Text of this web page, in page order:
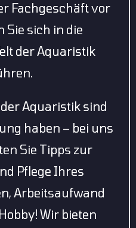
Fachgeschäft vor
Sie sich in die
der Aquaristik
der Aquaristik sind
haben – bei uns
Sie Tipps zur
Pflege Ihres
Arbeitsaufwand
Wir bieten